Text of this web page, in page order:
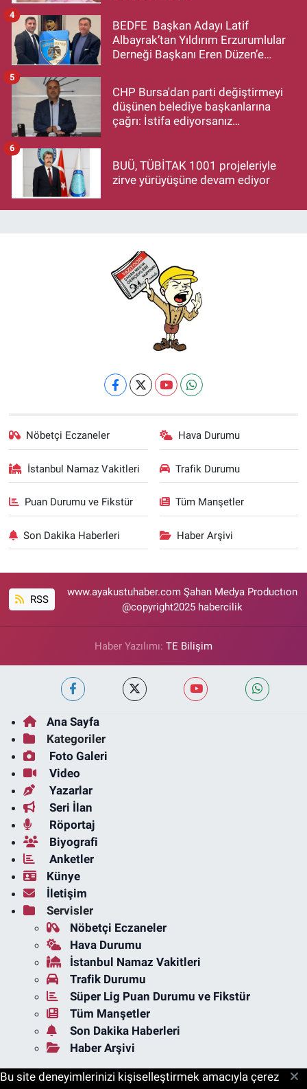
BEDFE Başkan Adayı Latif
Albayrak’tan Yıldırım Erzurumlular
Derneği Başkanı Eren Düzen’e
4
CHP Bursa'dan parti değiştirmeyi
düşünen belediye başkanlarına
çağrı: İstifa ediyorsanız
5
BUÜ, TÜBİTAK 1001 projeleriyle
zirve yürüyüşüne devam ediyor
6
Nöbetçi Eczaneler Hava Durumu
İstanbul Namaz Vakitleri Trafik Durumu
Puan Durumu ve Fikstür Tüm Manşetler
Son Dakika Haberleri Haber Arşivi
RSS
www.ayakustuhaber.com Şahan Medya Productıon
@copyright2025 habercilik
Haber Yazılımı: TE Bilişim
Ana Sayfa
Kategoriler
Foto Galeri
Video
Yazarlar
Seri İlan
Röportaj
Biyografi
Anketler
Künye
İletişim
Servisler
Nöbetçi Eczaneler
Hava Durumu
İstanbul Namaz Vakitleri
Trafik Durumu
Süper Lig Puan Durumu ve Fikstür
Tüm Manşetler
Son Dakika Haberleri
Haber Arşivi
Bu site deneyimlerinizi kişiselleştirmek amacıyla çerez